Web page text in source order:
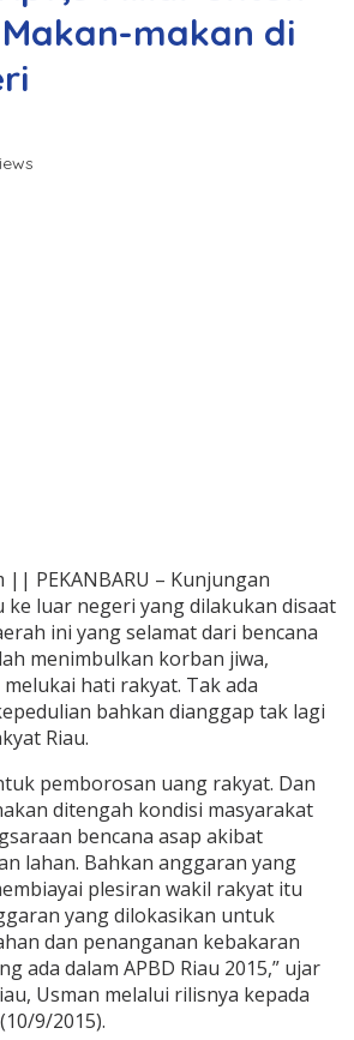
makan di
|| PEKANBARU – Kunjungan
ke luar negeri yang dilakukan disaat
ini yang selamat dari bencana
menimbulkan korban jiwa,
hati rakyat. Tak ada
bahkan dianggap tak lagi
Riau.
pemborosan uang rakyat. Dan
ditengah kondisi masyarakat
bencana asap akibat
lahan. Bahkan anggaran yang
plesiran wakil rakyat itu
yang dilokasikan untuk
dan penanganan kebakaran
ada dalam APBD Riau 2015,” ujar
Usman melalui rilisnya kepada
9/2015).